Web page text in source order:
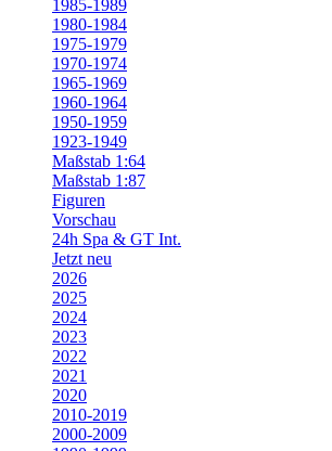
1985-1989
1980-1984
1975-1979
1970-1974
1965-1969
1960-1964
1950-1959
1923-1949
Maßstab 1:64
Maßstab 1:87
Figuren
Vorschau
24h Spa & GT Int.
Jetzt neu
2026
2025
2024
2023
2022
2021
2020
2010-2019
2000-2009